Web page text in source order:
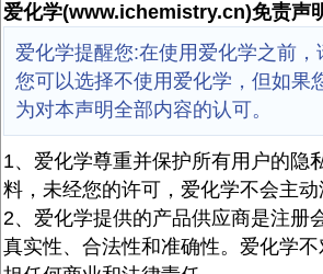
爱化学(www.ichemistry.cn)免责声
爱化学提醒您:在使用爱化学之前
您可以选择不使用爱化学，但如果
为对本声明全部内容的认可。
1、爱化学尊重并保护所有用户的隐
料，未经您的许可，爱化学不会主动
2、爱化学提供的产品供应商是注册
真实性、合法性和准确性。爱化学